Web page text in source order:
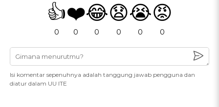
👍
0
❤️
0
😂
0
😧
0
😭
0
😡
0
Isi komentar sepenuhnya adalah tanggung jawab pengguna dan
diatur dalam UU ITE